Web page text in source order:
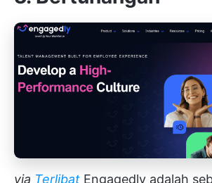
via Terlibat Engagedly adalah